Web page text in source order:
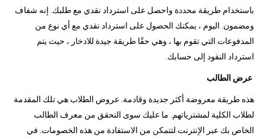
باستخدام طريقة محددة واحصل على استرداد نقدي مع طلبك. إنه شفاف
ومضمون. اليوم ، يمكنك الحصول على استرداد نقدي مع أي نوع من
المدفوعات التي تقوم بها ، وهي حقًا طريقة جيدة للادخار ، حيث يتم
استرداد النقود إلى حسابك.
عرض الطالب
هذه طريقة معروضة أكثر جديدة وقادمة. عروض الطلاب هي تلك المقدمة
لطلاب الكلية لمشترياتهم. ما عليك سوى التحقق من معرف الطالب
الخاص بك عبر الإنترنت لتتمكن من الاستفادة من هذه الخصومات. في